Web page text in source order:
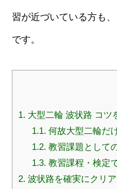
習が近づいている方も
です。
1. 大型二輪 波状路 コツ
1.1. 何故大型二輪だ
1.2. 教習課題として
1.3. 教習課程・検定
2. 波状路を確実にクリ